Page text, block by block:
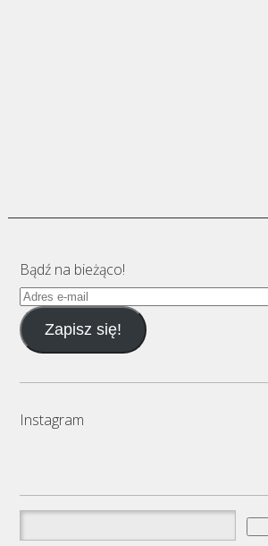
Bądź na bieżąco!
Adres
e-
mailZapisz się!
Instagram
Szukaj: